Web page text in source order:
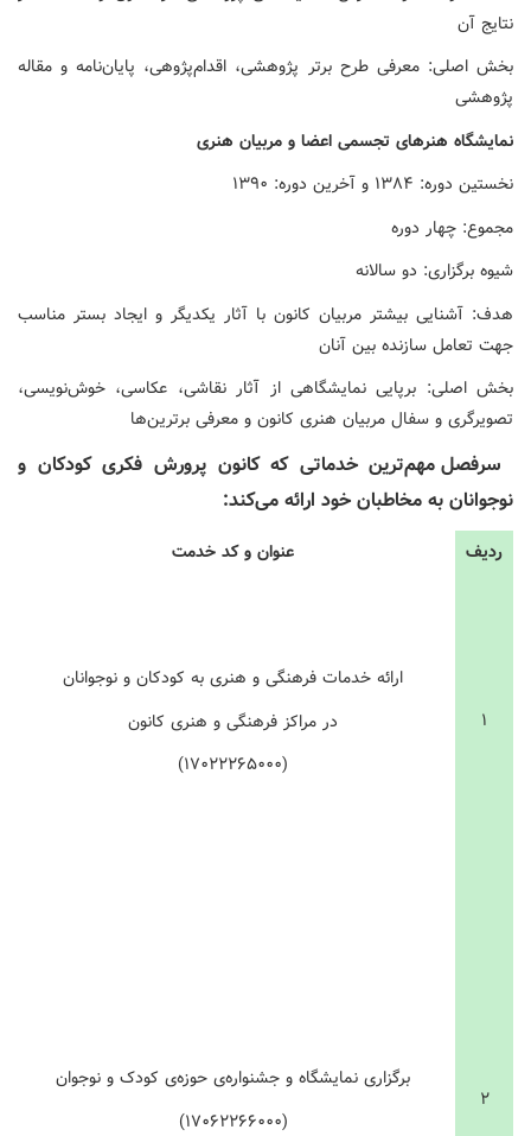
نتایج آن
بخش اصلی: معرفی طرح برتر پژوهشی، اقدام‌پژوهی، پایان‌نامه و مقاله
پژوهشی
نمایشگاه هنرهای تجسمی اعضا و مربیان هنری
نخستین دوره: ۱۳۸۴ و آخرین دوره: ۱۳۹۰
مجموع: چهار دوره
شیوه برگزاری: دو سالانه
هدف: آشنایی بیشتر مربیان کانون با آثار یکدیگر و ایجاد بستر مناسب
جهت تعامل سازنده بین آنان
بخش اصلی: برپایی نمایشگاهی از آثار نقاشی، عکاسی، خوش‌نویسی،
تصویرگری و سفال مربیان هنری کانون و معرفی برترین‌ها
سرفصل مهم‌ترین خدماتی که کانون پرورش فکری کودکان و
نوجوانان به مخاطبان خود ارائه می‌کند:
ردیف عنوان و کد ‏خدمت
۱
ارائه خدمات فرهنگی و هنری به کودکان و نوجوانان
در مراکز فرهنگی و هنری کانون
(۱۷۰۲۲۲۶۵۰۰۰)
۲
برگزاری نمایشگاه و جشنواره‌ی حوزه‌ی کودک و نوجوان
(۱۷۰۶۲۲۶۶۰۰۰)